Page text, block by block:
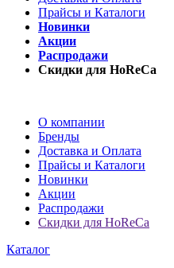
Прайсы и Каталоги
Новинки
Акции
Распродажи
Скидки для HoReCa
О компании
Бренды
Доставка и Оплата
Прайсы и Каталоги
Новинки
Акции
Распродажи
Скидки для HoReCa
Каталог